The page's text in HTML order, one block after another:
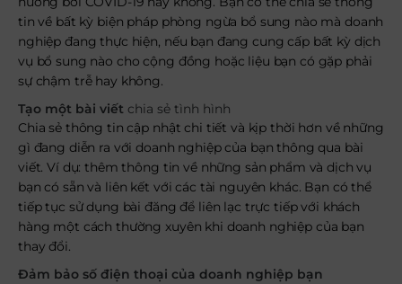
tin về bất kỳ biện pháp phòng ngừa bổ sung nào mà doanh
nghiệp đang thực hiện, nếu bạn đang cung cấp bất kỳ dịch
vụ bổ sung nào cho cộng đồng hoặc liệu bạn có gặp phải
sự chậm trễ hay không.
Tạo một bài viết chia sẻ tình hình
Chia sẻ thông tin cập nhật chi tiết và kịp thời hơn về những
gì đang diễn ra với doanh nghiệp của bạn thông qua bài
viết. Ví dụ: thêm thông tin về những sản phẩm và dịch vụ
bạn có sẵn và liên kết với các tài nguyên khác. Bạn có thể
tiếp tục sử dụng bài đăng để liên lạc trực tiếp với khách
hàng một cách thường xuyên khi doanh nghiệp của bạn
thay đổi.
Đảm bảo số điện thoại của doanh nghiệp bạn